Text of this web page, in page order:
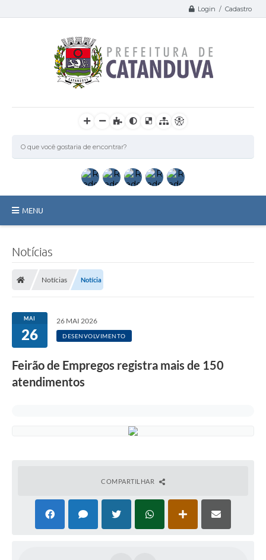
Login / Cadastro
MENU
Licitações / PCA
Transparência
Contratos
Notícias
Notícias Notícia
MAI
26
26 MAI 2026
DESENVOLVIMENTO
Feirão de Empregos registra mais de 150
atendimentos
COMPARTILHAR